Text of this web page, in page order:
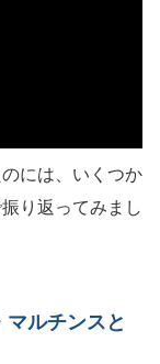
には、いくつか
り返ってみまし
マルチンスと